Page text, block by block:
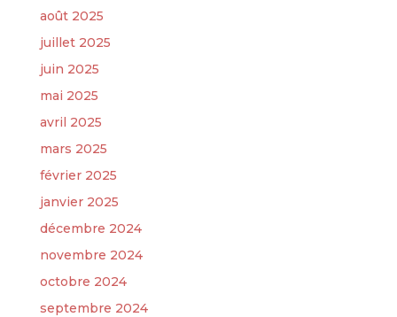
août 2025
juillet 2025
juin 2025
mai 2025
avril 2025
mars 2025
février 2025
janvier 2025
décembre 2024
novembre 2024
octobre 2024
septembre 2024